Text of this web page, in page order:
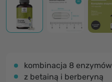
kombinacja 8 enzymów
z betainą i berberyną